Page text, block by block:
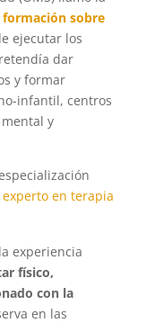
formación sobre
ejecutar los
dar
y formar
infantil, centros
y
experto en terapia
experiencia
físico,
con la
en las